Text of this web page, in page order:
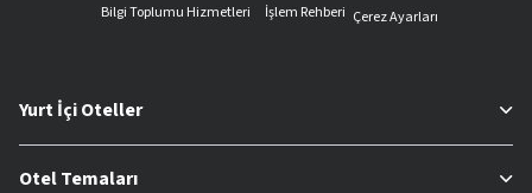
Bilgi Toplumu Hizmetleri
İşlem Rehberi Çerez Ayarları
Yurt İçi Oteller
Otel Temaları